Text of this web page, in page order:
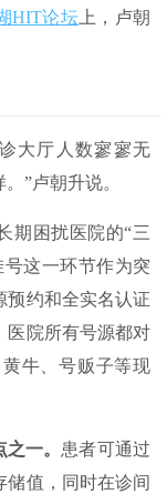
HIT论坛 上，卢朝
大厅人数寥寥无
”卢朝升说。
期困扰医院的“三
这一环节作为突
预约和全实名认证
医院所有号源都对
牛、号贩子等现
一。 患者可通过
储值，同时在诊间